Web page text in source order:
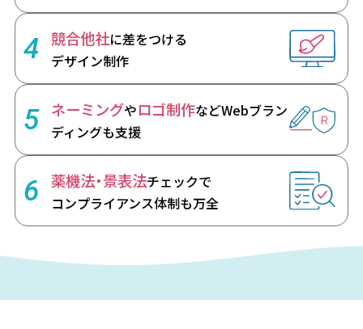
4 競合他社に差をつける
デザイン制作
5 ネーミングやロゴ制作などWebブラン
ディングも支援
6 薬機法・景表法チェックで
コンプライアンス体制も万全